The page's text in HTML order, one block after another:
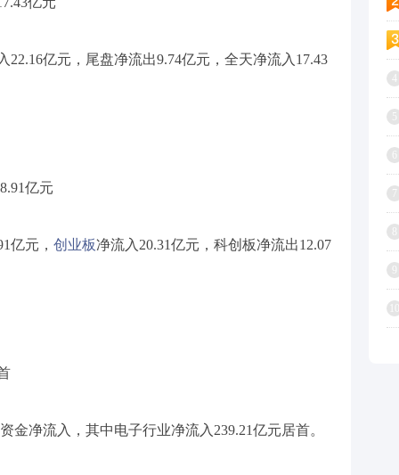
亿元，尾盘净流出9.74亿元，全天净流入17.43
亿元
亿元， 创业板净流入20.31亿元，科创板净流出12.07
金净流入，其中电子行业净流入239.21亿元居首。
5
7